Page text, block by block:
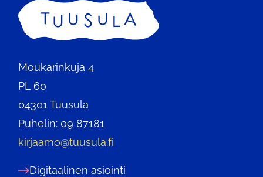
Etusivu
Moukarinkuja 4
PL 60
04301 Tuusula
Puhelin: 09 87181
kirjaamo@tuusula.fi
Digitaalinen asiointi